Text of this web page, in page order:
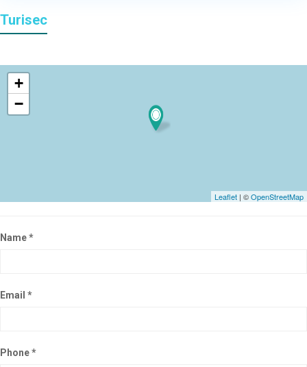
Turisec
+
−
Leaflet | ©OpenStreetMap
Name *
Email *
Phone *